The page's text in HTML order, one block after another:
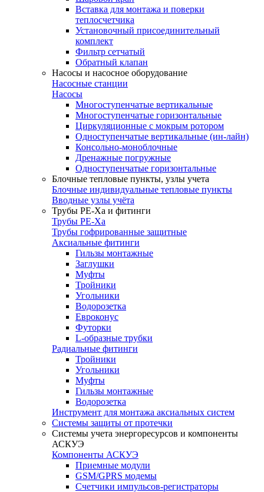
Вставка для монтажа и поверки
теплосчетчика
Установочный присоединительный
комплект
Фильтр сетчатый
Обратный клапан
Насосы и насосное оборудование
Насосные станции
Насосы
Многоступенчатые вертикальные
Многоступенчатые горизонтальные
Циркуляционные с мокрым ротором
Одноступенчатые вертикальные (ин-лайн)
Консольно-моноблочные
Дренажные погружные
Одноступенчатые горизонтальные
Блочные тепловые пункты, узлы учета
Блочные индивидуальные тепловые пункты
Вводные узлы учёта
Трубы РЕ-Ха и фитинги
Трубы РЕ-Ха
Трубы гофрированные защитные
Аксиальные фитинги
Гильзы монтажные
Заглушки
Муфты
Тройники
Угольники
Водорозетка
Евроконус
Футорки
L-образные трубки
Радиальные фитинги
Тройники
Угольники
Муфты
Гильзы монтажные
Водорозетка
Инструмент для монтажа аксиальных систем
Системы защиты от протечки
Системы учета энергоресурсов и компоненты
АСКУЭ
Компоненты АСКУЭ
Приемные модули
GSM/GPRS модемы
Счетчики импульсов-регистраторы